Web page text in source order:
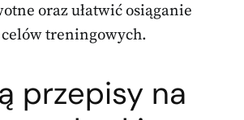
oraz ułatwić osiąganie
treningowych.
przepisy na